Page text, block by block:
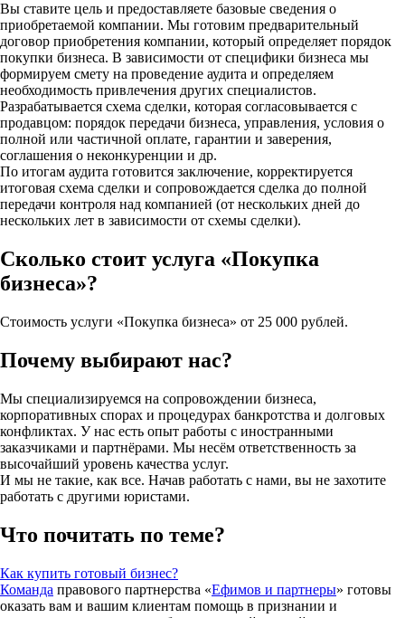
Вы ставите цель и предоставляете базовые сведения о
приобретаемой компании. Мы готовим предварительный
договор приобретения компании, который определяет порядок
покупки бизнеса. В зависимости от специфики бизнеса мы
формируем смету на проведение аудита и определяем
необходимость привлечения других специалистов.
Разрабатывается схема сделки, которая согласовывается с
продавцом: порядок передачи бизнеса, управления, условия о
полной или частичной оплате, гарантии и заверения,
соглашения о неконкуренции и др.
По итогам аудита готовится заключение, корректируется
итоговая схема сделки и сопровождается сделка до полной
передачи контроля над компанией (от нескольких дней до
нескольких лет в зависимости от схемы сделки).
Сколько стоит услуга «Покупка
бизнеса»?
Стоимость услуги «Покупка бизнеса» от 25 000 рублей.
Почему выбирают нас?
Мы специализируемся на сопровождении бизнеса,
корпоративных спорах и процедурах банкротства и долговых
конфликтах. У нас есть опыт работы с иностранными
заказчиками и партнёрами. Мы несём ответственность за
высочайший уровень качества услуг.
И мы не такие, как все. Начав работать с нами, вы не захотите
работать с другими юристами.
Что почитать по теме?
Как купить готовый бизнес?
Команда правового партнерства «Ефимов и партнеры» готовы
оказать вам и вашим клиентам помощь в признании и